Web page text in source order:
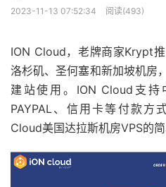
2023-11-13 07:52:34 阅读(493)
ION Cloud，老牌商家Krypt
洛杉矶、圣何塞和新加坡机房
建站使用。ION Cloud支持
PAYPAL、信用卡等付款方
Cloud美国达拉斯机房VPS的简